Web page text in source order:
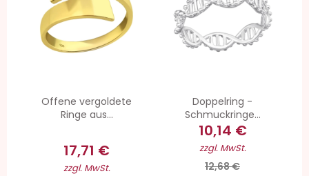
Offene vergoldete
Ringe aus...
17,71 €
zzgl. MwSt.
Doppelring -
Schmuckringe...
10,14 €
zzgl. MwSt.
12,68 €